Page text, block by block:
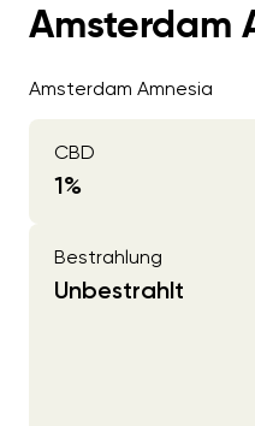
Amsterdam
Amsterdam Amnesia
CBD
1%
Bestrahlung
Unbestrahlt